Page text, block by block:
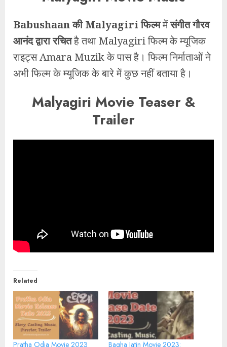
Babushaan की Malyagiri फिल्ममेंसंगीत गौरव
आनंद द्वारा रचितहै तथा Malyagiri फिल्म के म्यूजिक
राइट्स Amara Muzik के पास है। फिल्म निर्माताओं ने
अभी फिल्म के म्यूजिक के बारे में कुछ नहीं बताया है।
Malyagiri Movie Teaser &
Trailer
Related
Pratha Odia Movie 2023
Bagha Jatin Movie 2023: